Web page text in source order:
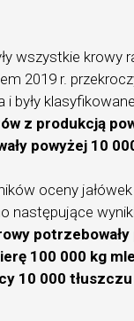
wszystkie krowy
2019 r.
i były
z produkcją
powyżej 10
oceny
następujące
100 000 kg
10 000 tłuszczu